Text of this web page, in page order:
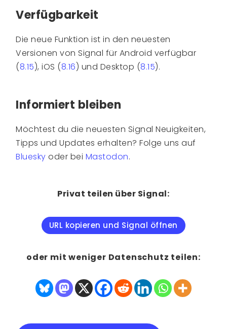
Verfügbarkeit
Die neue Funktion ist in den neuesten
Versionen von Signal für Android verfügbar
(8.15), iOS (8.16) und Desktop (8.15).
Informiert bleiben
Möchtest du die neuesten Signal Neuigkeiten,
Tipps und Updates erhalten? Folge uns auf
Bluesky oder bei Mastodon.
Privat teilen über Signal:
URL kopieren und Signal öffnen
oder mit weniger Datenschutz teilen: